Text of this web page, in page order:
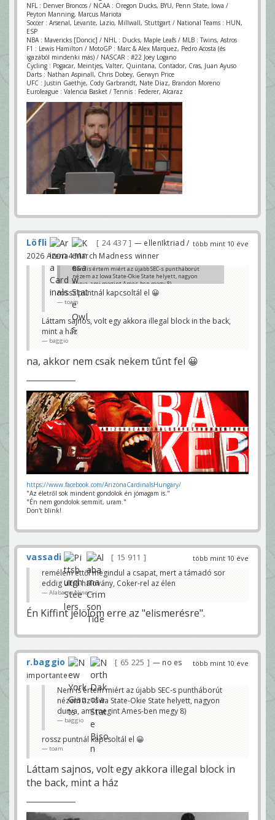
NFL : Denver Broncos / NCAA : Oregon Ducks, BYU, Penn State, Iowa /
Peyton Manning, Marcus Mariota
Soccer : Arsenal, Levante, Lazio, Millwall, Stuttgart / National Teams : HUN,
ESP
NBA : Mavericks [Doncic] / NHL : Ducks, Maple Leafs / MLB : Twins, Astros
F1 : Lewis Hamilton / MotoGP : Marc & Alex Marquez, Pedro Acosta (és
igazából mindenki más) / NASCAR : #22 Joey Logano
Cycling : Pogacar, Meintjes, Valter, Quintana, Contador, Cras, Juan Ayuso
Darts : Nathan Aspinall, Chris Dobey, Gerwyn Price
UFC : Justin Gaethje, Cody Garbrandt, Nate Diaz, Brandon Moreno
Euroleague : Valencia Basket / Tennis : Federer, Alcaraz
több mint 10 éve
Löfli 24 437
— ellenIktriad /
2026 Arena4 March Madness winner
Nem is értem miért az újabb SEC-s puntháborút
nézem az Iowa State-Okie State helyett, nagyon
durva, ami megint Ames-ben megy 8)
baggio
rossz puntnál kapcsoltál el 😀
toam
Láttam sajnos, volt egy akkora illegal block in the back,
mint a ház
baggio
na, akkor nem csak nekem tűnt fel 😀
https://www.facebook.com/ArizonaCardinalsHungary/
"Az életről sok mindent gondolok én jómagam is."
"Én nem gondolok semmit, uram."
Don't blink!
több mint 10 éve
vassadi
15 911
remélem ettől megindul a csapat, mert a támadó sor
eddig ultra halovány, Coker-rel az élen
Alabama Niners
Én Kiffint jelölöm erre az "elismerésre".
több mint 10 éve
r.baggio 65 225
— no es
importante
Nem is értem miért az újabb SEC-s puntháborút
nézem az Iowa State-Okie State helyett, nagyon
durva, ami megint Ames-ben megy 8)
baggio
rossz puntnál kapcsoltál el 😀
toam
Láttam sajnos, volt egy akkora illegal block in
the back, mint a ház